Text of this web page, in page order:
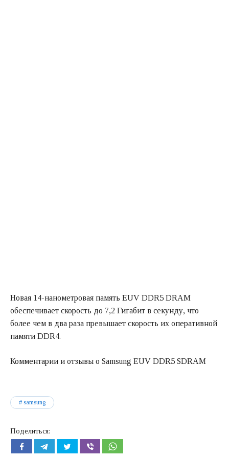
Новая 14-нанометровая память EUV DDR5 DRAM
обеспечивает скорость до 7,2 Гигабит в секунду, что
более чем в два раза превышает скорость их оперативной
памяти DDR4.
Комментарии и отзывы о Samsung EUV DDR5 SDRAM
samsung
Поделиться: